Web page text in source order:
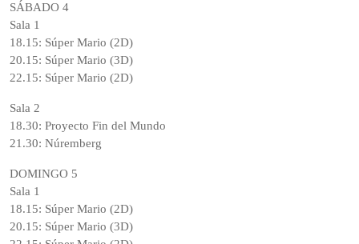
SÁBADO 4
Sala 1
18.15: Súper Mario (2D)
20.15: Súper Mario (3D)
22.15: Súper Mario (2D)
Sala 2
18.30: Proyecto Fin del Mundo
21.30: Núremberg
DOMINGO 5
Sala 1
18.15: Súper Mario (2D)
20.15: Súper Mario (3D)